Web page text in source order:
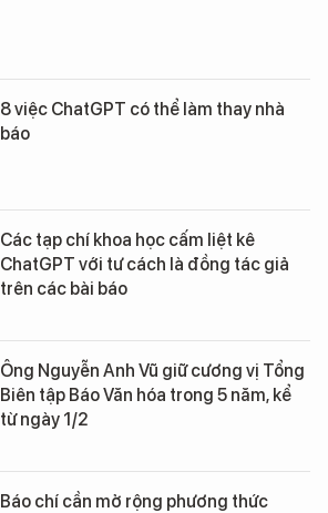
8 việc ChatGPT có thể làm thay nhà
báo
Các tạp chí khoa học cấm liệt kê
ChatGPT với tư cách là đồng tác giả
trên các bài báo
Ông Nguyễn Anh Vũ giữ cương vị Tổng
Biên tập Báo Văn hóa trong 5 năm, kể
từ ngày 1/2
Báo chí cần mở rộng phương thức